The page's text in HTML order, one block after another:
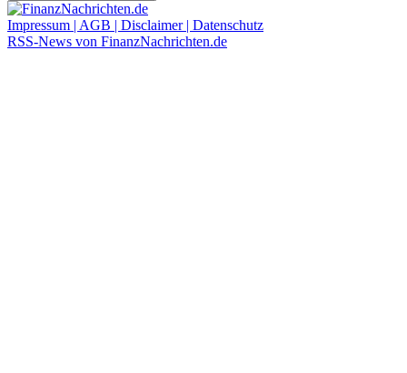
Impressum | AGB | Disclaimer | Datenschutz
RSS-News von FinanzNachrichten.de